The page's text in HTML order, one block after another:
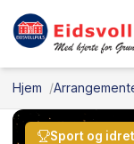
Hjem
Sport og